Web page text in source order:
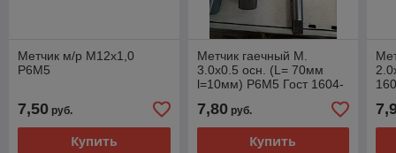
Метчик м/р М12х1,0
Р6М5
7,50 руб.
Купить
Метчик гаечный М.
3.0х0.5 осн. (L= 70мм
l=10мм) Р6М5 Гост 1604-
7,80руб.
Купить